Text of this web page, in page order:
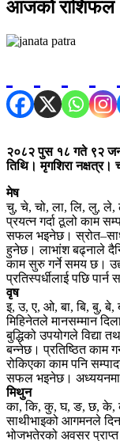
आजको राशिफल
२०८२ पुस १८ गते ९२
तिथि। मृगशिरा नक्षत्र।
मेष
चु, चे, चो, ला, लि, लु, ले,
प्रयत्न गर्दा ठूलो काम
सफल भइनेछ।
हुनेछ। लाभांश बढ्नाले
काम सुरु गर्ने समय छ।
प्रतिस्पर्धीलाई पछि
वृष
इ, उ, ए, ओ, बा, बि, बु, बे,
मिहिनेतले मानसम्मान
बुद्धिको उपयोगले
बन्नेछ। प्रतिष्ठित काम
रोकिएका काम पनि
सफल भइनेछ। अध्ययनमा
मिथुन
का, कि, कु, घ, ङ, छ, के,
साथीभाइको आगमनले
भोजभतेरको अवसर